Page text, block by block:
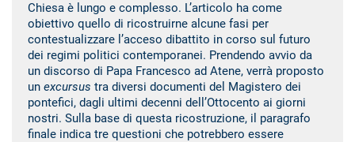
Chiesa è lungo e complesso. L’articolo ha come
obiettivo quello di ricostruirne alcune fasi per
contestualizzare l’acceso dibattito in corso sul futuro
dei regimi politici contemporanei. Prendendo avvio da
un discorso di Papa Francesco ad Atene, verrà proposto
un excursus tra diversi documenti del Magistero dei
pontefici, dagli ultimi decenni dell’Ottocento ai giorni
nostri. Sulla base di questa ricostruzione, il paragrafo
finale indica tre questioni che potrebbero essere